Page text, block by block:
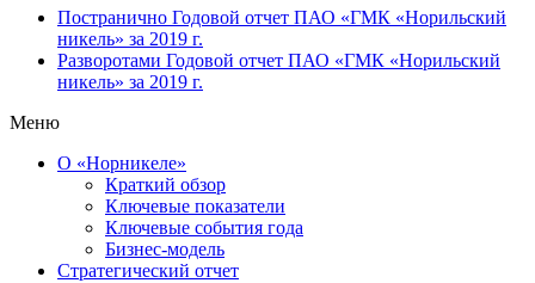
Постранично Годовой отчет ПАО «ГМК «Норильский
никель» за 2019 г.
Разворотами Годовой отчет ПАО «ГМК «Норильский
никель» за 2019 г.
Меню
О «Норникеле»
Краткий обзор
Ключевые показатели
Ключевые события года
Бизнес-модель
Стратегический отчет